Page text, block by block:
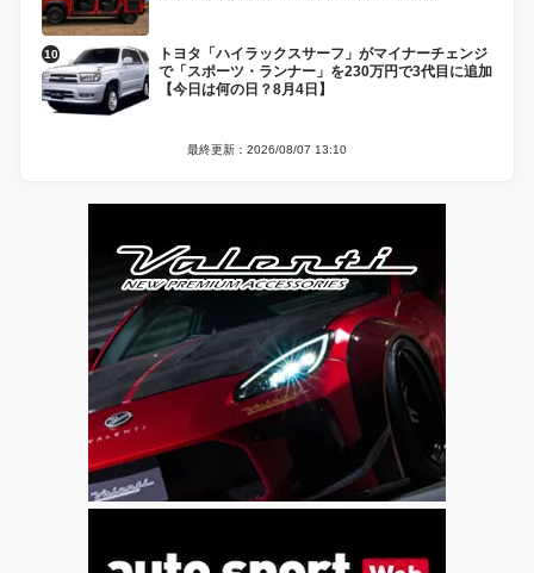
トヨタ「ハイラックスサーフ」がマイナーチェンジ
で「スポーツ・ランナー」を230万円で3代目に追加
【今日は何の日？8月4日】
最終更新：2026/08/07 13:10